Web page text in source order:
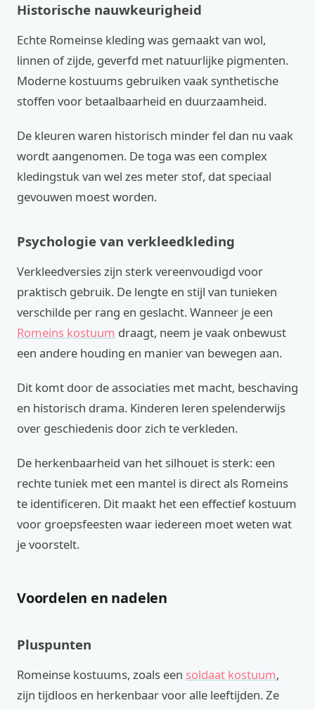
Historische nauwkeurigheid
Echte Romeinse kleding was gemaakt van wol,
linnen of zijde, geverfd met natuurlijke pigmenten.
Moderne kostuums gebruiken vaak synthetische
stoffen voor betaalbaarheid en duurzaamheid.
De kleuren waren historisch minder fel dan nu vaak
wordt aangenomen. De toga was een complex
kledingstuk van wel zes meter stof, dat speciaal
gevouwen moest worden.
Psychologie van verkleedkleding
Verkleedversies zijn sterk vereenvoudigd voor
praktisch gebruik. De lengte en stijl van tunieken
verschilde per rang en geslacht. Wanneer je een
Romeins kostuum draagt, neem je vaak onbewust
een andere houding en manier van bewegen aan.
Dit komt door de associaties met macht, beschaving
en historisch drama. Kinderen leren spelenderwijs
over geschiedenis door zich te verkleden.
De herkenbaarheid van het silhouet is sterk: een
rechte tuniek met een mantel is direct als Romeins
te identificeren. Dit maakt het een effectief kostuum
voor groepsfeesten waar iedereen moet weten wat
je voorstelt.
Voordelen en nadelen
Pluspunten
Romeinse kostuums, zoals een soldaat kostuum,
zijn tijdloos en herkenbaar voor alle leeftijden. Ze